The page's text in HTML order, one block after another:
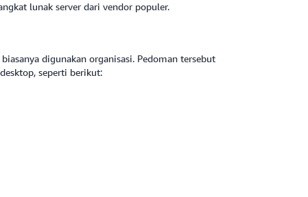
lunak server dari vendor populer.
digunakan organisasi. Pedoman tersebut
seperti berikut: